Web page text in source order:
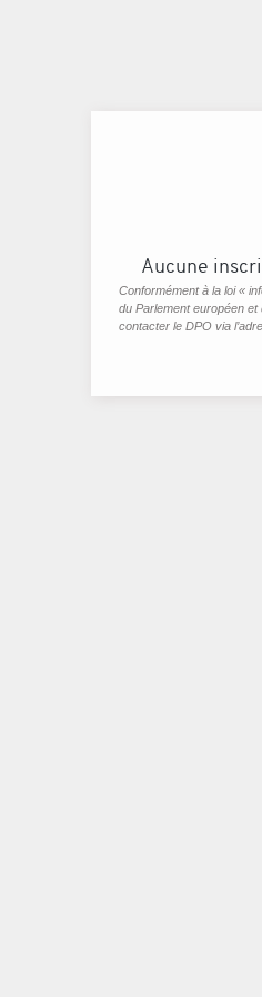
Aucune
Conformément à la loi «
du Parlement européen
contacter le DPO via